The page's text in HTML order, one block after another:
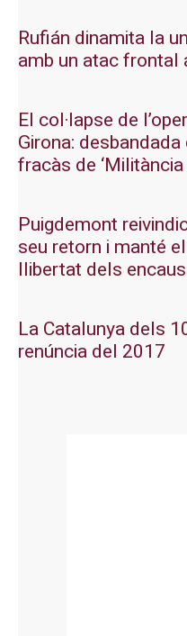
Rufián dinamita la
amb un atac frontal
El col·lapse de
Girona:
fracàs de ‘Militància
Puigdemont
seu retorn i manté
llibertat dels
La Catalunya dels
renúncia del 2017